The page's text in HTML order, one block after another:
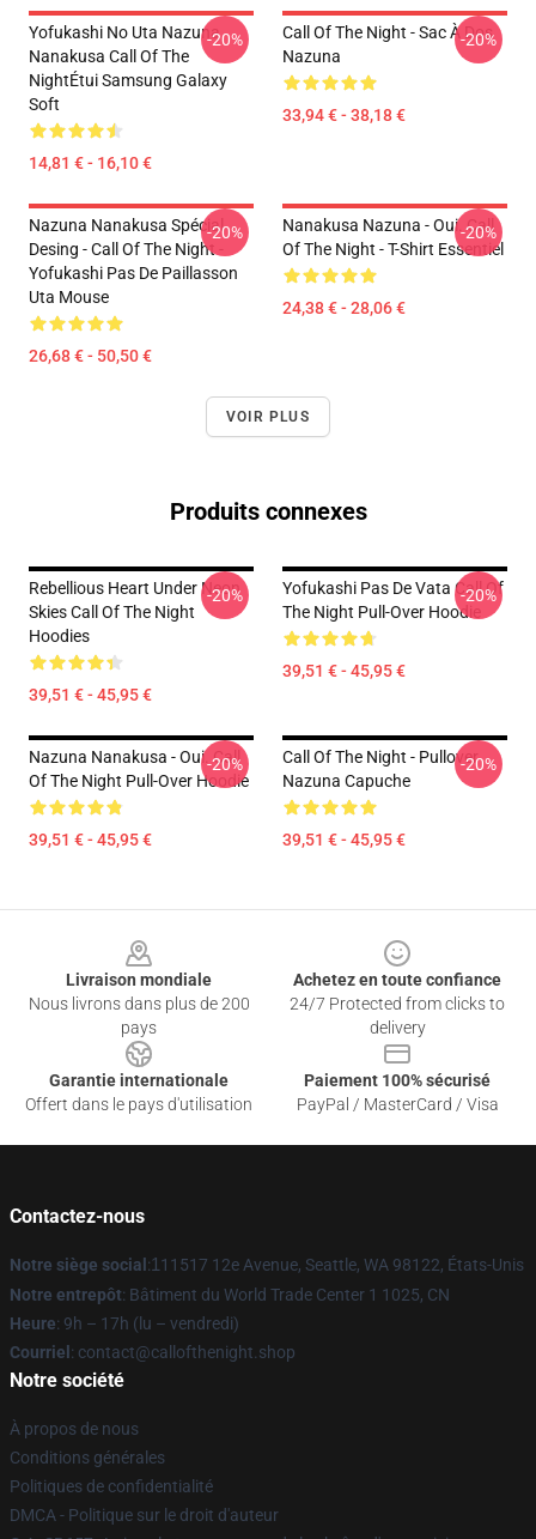
Yofukashi No Uta Nazuna
Nanakusa Call Of The
NightÉtui Samsung Galaxy
Soft
14,81 € - 16,10 €
-20%
Call Of The Night - Sac À Dos
Nazuna
33,94 € - 38,18 €
-20%
Nazuna Nanakusa Spécial
Desing - Call Of The Night -
Yofukashi Pas De Paillasson
Uta Mouse
26,68 € - 50,50 €
-20%
Nanakusa Nazuna - Oui. Call
Of The Night - T-Shirt Essentiel
24,38 € - 28,06 €
-20%
VOIR PLUS
Produits connexes
Rebellious Heart Under Neon
Skies Call Of The Night
Hoodies
39,51 € - 45,95 €
-20%
Yofukashi Pas De Vata Call Of
The Night Pull-Over Hoodie
39,51 € - 45,95 €
-20%
Nazuna Nanakusa - Oui. Call
Of The Night Pull-Over Hoodie
39,51 € - 45,95 €
-20%
Call Of The Night - Pullover
Nazuna Capuche
39,51 € - 45,95 €
-20%
Livraison mondiale
Nous livrons dans plus de 200
pays
Achetez en toute confiance
24/7 Protected from clicks to
delivery
Garantie internationale
Offert dans le pays d'utilisation
Paiement 100% sécurisé
PayPal / MasterCard / Visa
Contactez-nous
Notre siège social :1 11517 12e Avenue, Seattle, WA 98122, États-Unis
Notre entrepôt: Bâtiment du World Trade Center 1 1025, CN
Heure: 9h – 17h (lu – vendredi)
Courriel : contact@callofthenight.shop
Notre société
À propos de nous
Conditions générales
Politiques de confidentialité
DMCA - Politique sur le droit d'auteur